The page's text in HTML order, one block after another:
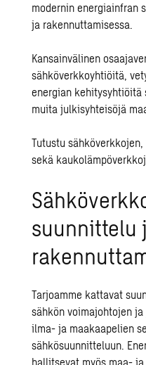
modernin energiainfran
ja rakennuttamisessa.
Kansainvälinen
sähköverkkoyhtiöitä,
energian kehitysyhtiöitä
muita julkisyhteisöjä
Tutustu
sekä
suunnittelu
Tarjoamme kattavat
sähkön voimajohtojen
ilma- ja maakaapelien
sähkösuunnitteluun.
hallitsevat myös maa-